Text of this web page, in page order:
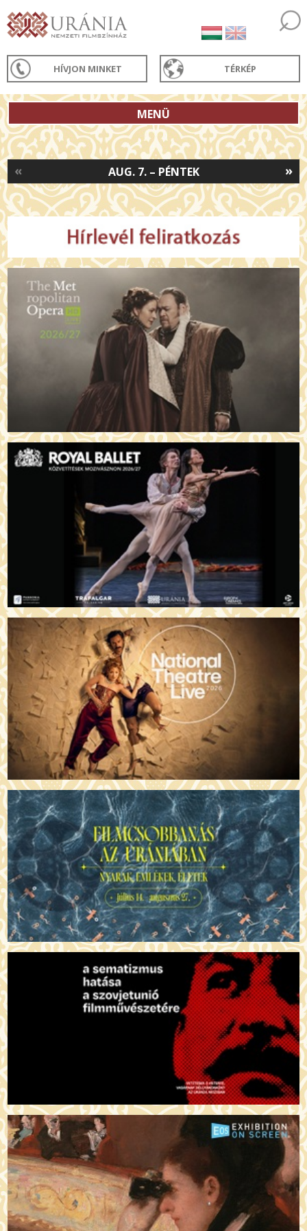
HÍVJON MINKET TÉRKÉP
MENÜ
»
AUG. 7. – PÉNTEK
«